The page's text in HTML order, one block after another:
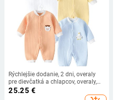
Rýchlejšie dodanie, 2 dni, overaly
pre dievčatká a chlapcov, overaly,
100% bavlna, pletené oblečenie pre
novorodencov, body a jednodielne
25.25 €